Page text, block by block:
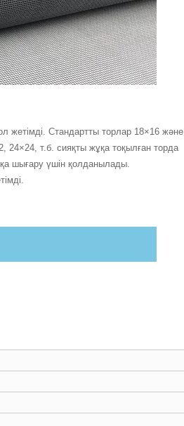
жетімді. Стандартты торлар 18×16 және
т.б. сияқты жұқа тоқылған торда
шығару үшін қолданылады.